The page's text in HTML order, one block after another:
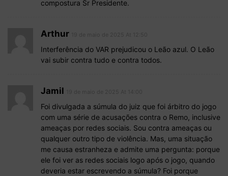
compostura Sr Presidente.
Arthur
Interferência do VAR prejudicou o Leão azul. O Leão
vai subir contra tudo e contra todos.
Jamil
Foi divulgada a súmula do juiz que foi árbitro do jogo
com uma série de acusações contra o Remo, inclusive
ameaças por redes sociais. Sou contra ameaças ou
qualquer outro tipo de violência. Mas, uma situação
me causa estranheza e admite uma pergunta: porque
ele foi ver as redes sociais logo após o jogo, quando
deveria estar escrevendo a súmula? Foi porque